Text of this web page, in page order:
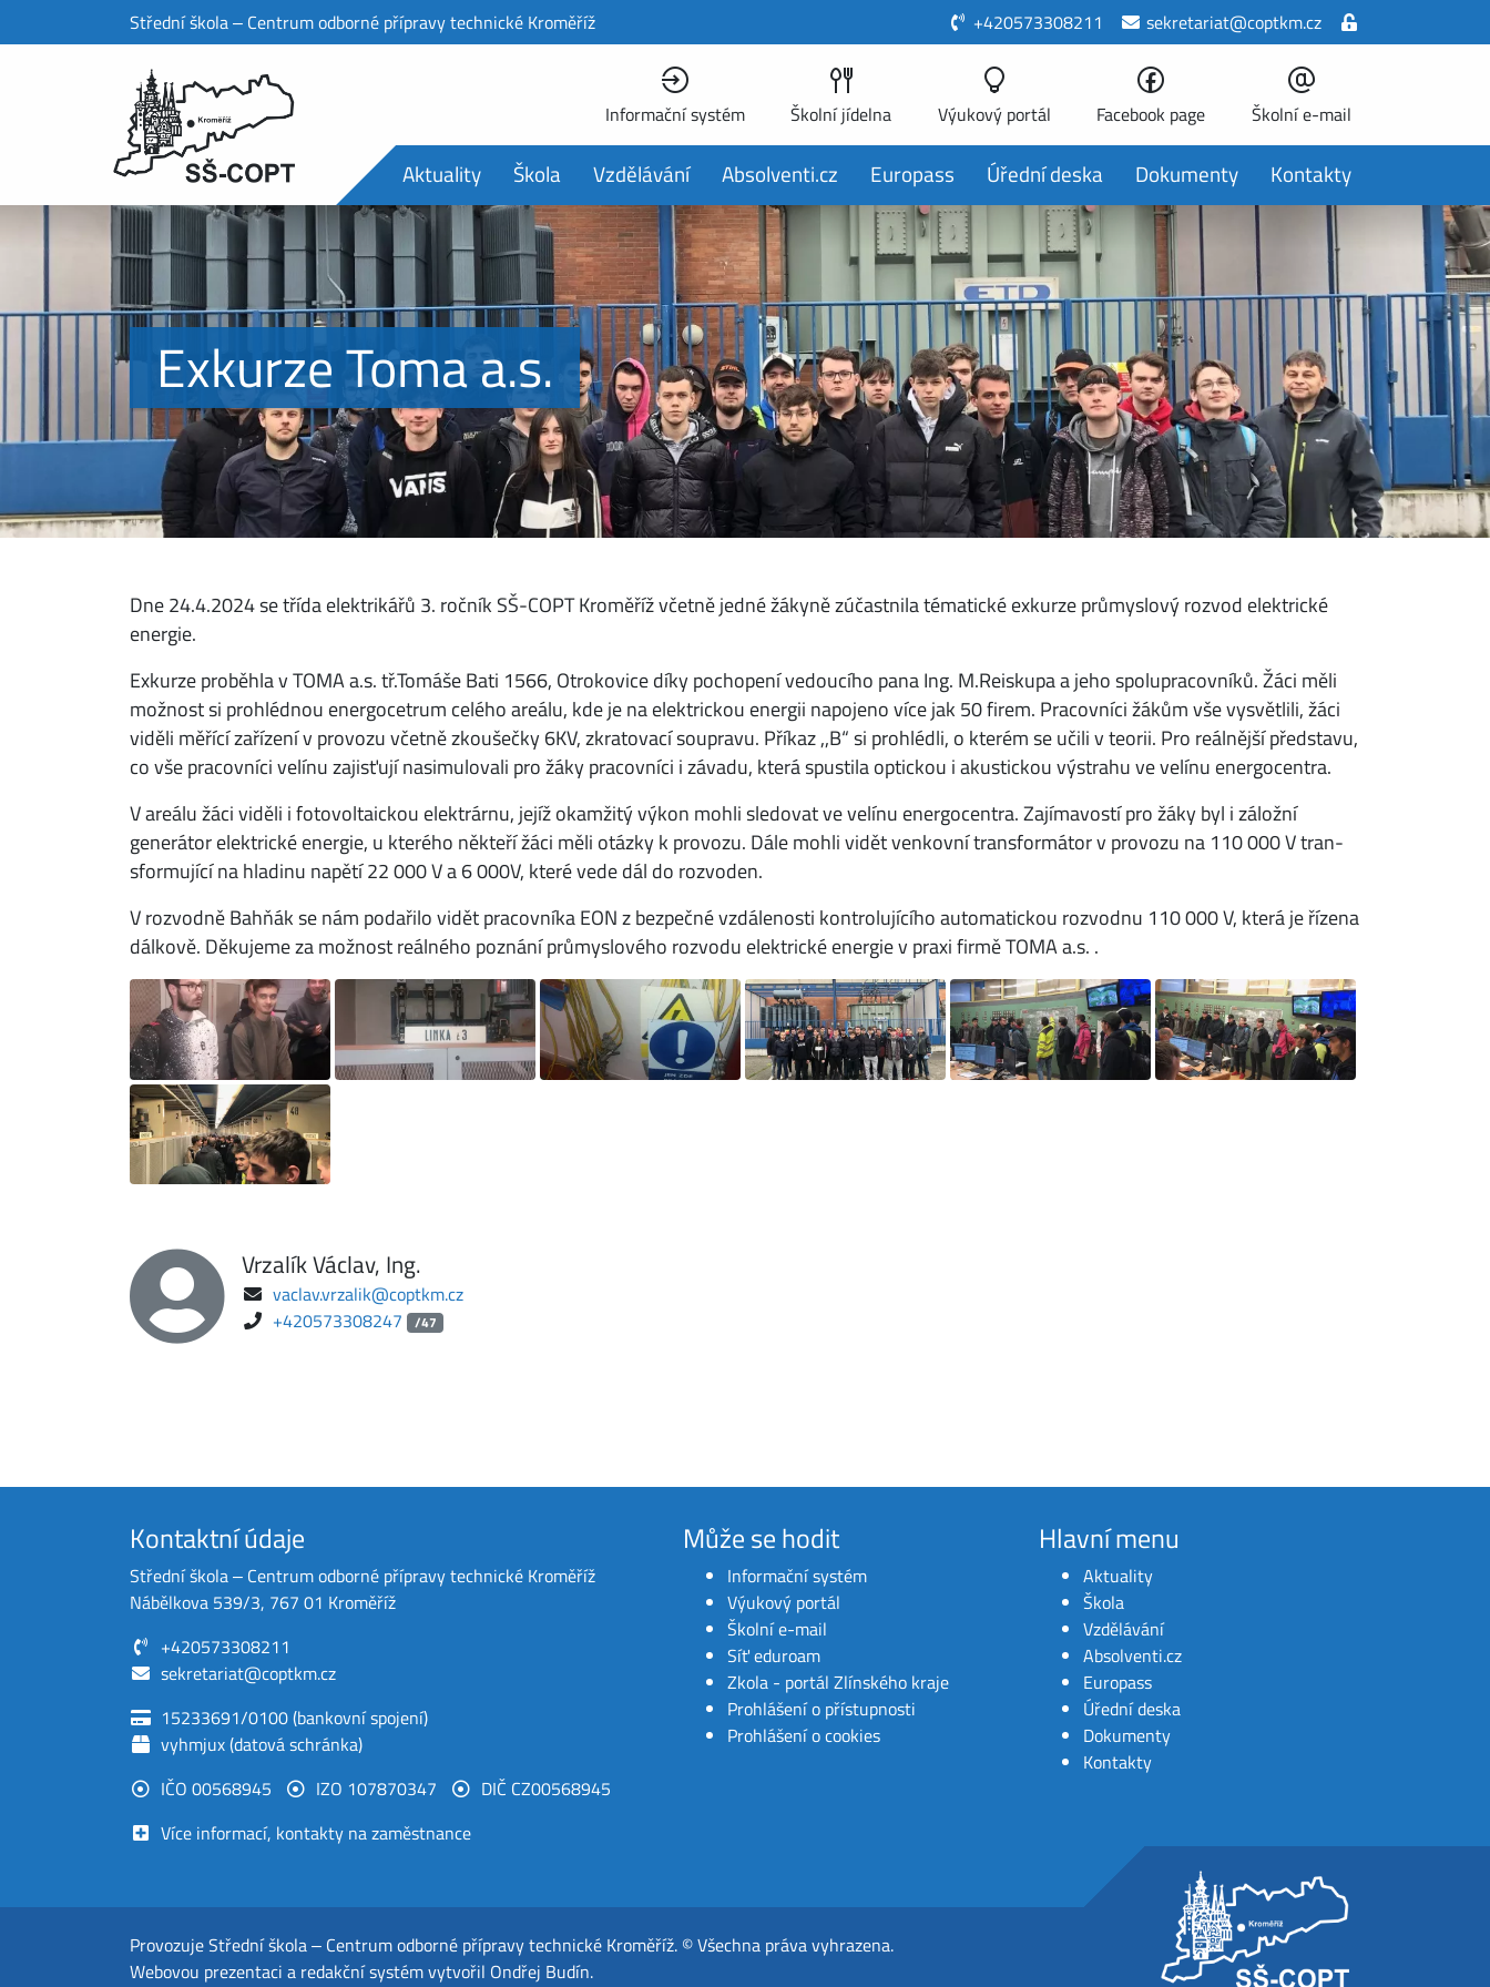
Střední škola ‒ Centrum odborné přípravy technické Kroměříž +420573308211 sekretariat@coptkm.cz
Informační systém Školní jídelna Výukový portál Facebook page Školní e-mail
Aktuality Škola Vzdělávání Absolventi.cz Europass Úřední deska Dokumenty Kontakty
Exkurze Toma a.s.
Dne 24.4.2024 se třída elektrikářů 3. ročník SŠ-COPT Kroměříž včetně jedné žákyně zúčastnila tématické exkurze průmyslový rozvod elektrické
energie.
Exkurze proběhla v TOMA a.s. tř.Tomáše Bati 1566, Otrokovice díky pochopení vedoucího pana Ing. M.Reiskupa a jeho spolupracovníků. Žáci měli
možnost si prohlédnou energocetrum celého areálu, kde je na elektrickou energii napojeno více jak 50 firem. Pracovníci žákům vše vysvětlili, žáci
viděli měřící zařízení v provozu včetně zkoušečky 6KV, zkratovací soupravu. Příkaz ,,B“ si prohlédli, o kterém se učili v teorii. Pro reálnější představu,
co vše pracovníci velínu zajisťují nasimulovali pro žáky pracovníci i závadu, která spustila optickou i akustickou výstrahu ve velínu energocentra.
V areálu žáci viděli i fotovoltaickou elektrárnu, jejíž okamžitý výkon mohli sledovat ve velínu energocentra. Zajímavostí pro žáky byl i záložní
generátor elektrické energie, u kterého někteří žáci měli otázky k provozu. Dále mohli vidět venkovní transformátor v provozu na 110 000 V tran­
sformující na hladinu napětí 22 000 V a 6 000V, které vede dál do rozvoden.
V rozvodně Bahňák se nám podařilo vidět pracovníka EON z bezpečné vzdálenosti kontrolujícího automatickou rozvodnu 110 000 V, která je řízena
dálkově. Děkujeme za možnost reálného poznání průmyslového rozvodu elektrické energie v praxi firmě TOMA a.s. .
Vrzalík Václav, Ing.
vaclav.vrzalik@coptkm.cz
+420573308247
/47
Kontaktní údaje
Střední škola ‒ Centrum odborné přípravy technické Kroměříž
Nábělkova 539/3, 767 01 Kroměříž
+420573308211
sekretariat@coptkm.cz
15233691/0100 (bankovní spojení)
vyhmjux (datová schránka)
IČO 00568945
IZO 107870347
DIČ CZ00568945
Více informací, kontakty na zaměstnance
Může se hodit
Informační systém
Výukový portál
Školní e-mail
Síť eduroam
Zkola - portál Zlínského kraje
Prohlášení o přístupnosti
Prohlášení o cookies
Hlavní menu
Aktuality
Škola
Vzdělávání
Absolventi.cz
Europass
Úřední deska
Dokumenty
Kontakty
ProvozujeStřední škola ‒ Centrum odborné přípravy technické Kroměříž. © Všechna práva vyhrazena.
Webovou prezentaci a redakční systémvytvořil Ondřej Budín.